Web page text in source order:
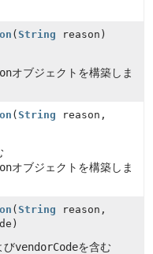
( String reason)
オブジェクトを構築しま
( String reason,
オブジェクトを構築しま
( String reason,
びvendorCodeを含む